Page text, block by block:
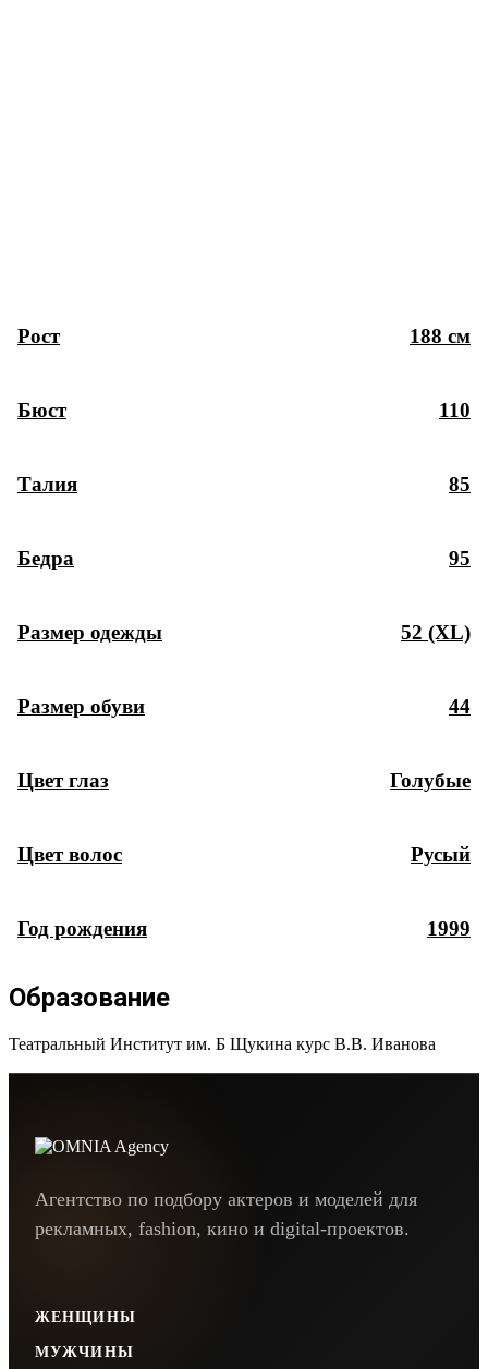
Рост 188 см
Бюст 110
Талия 85
Бедра 95
Размер одежды 52 (XL)
Размер обуви 44
Цвет глаз Голубые
Цвет волос Русый
Год рождения 1999
Образование
Театральный Институт им. Б Щукина курс В.В. Иванова
Агентство по подбору актеров и моделей для
рекламных, fashion, кино и digital-проектов.
ЖЕНЩИНЫ
МУЖЧИНЫ